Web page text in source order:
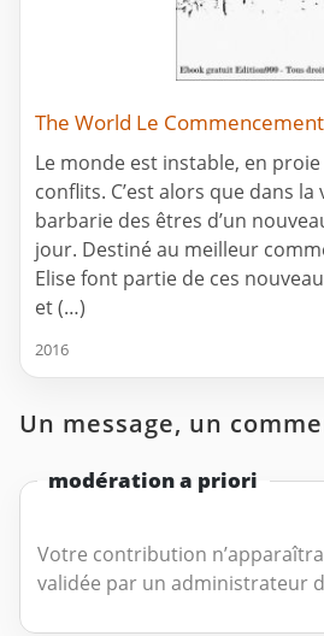
The World Le Commencement
Le monde est instable, en
conflits. C’est alors que dans la
barbarie des êtres d’un
jour. Destiné au meilleur
Elise font partie de ces
et (…)
2016
Un message, un
modération a priori
Votre contribution
validée par un administrateur